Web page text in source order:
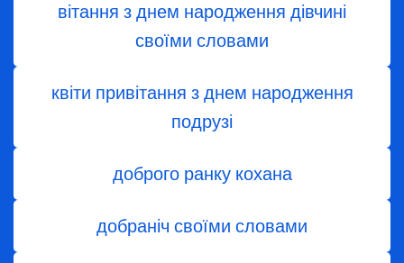
вітання з днем ​​народження дівчині
своїми словами
квіти привітання з днем народження
подрузі
доброго ранку кохана
добраніч своїми словами